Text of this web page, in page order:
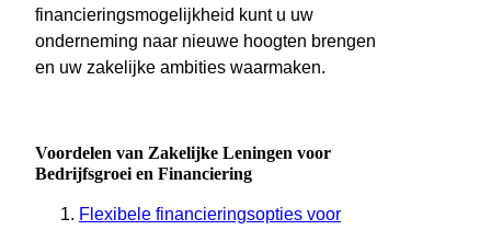
financieringsmogelijkheid kunt u uw
onderneming naar nieuwe hoogten brengen
en uw zakelijke ambities waarmaken.
Voordelen van Zakelijke Leningen voor
Bedrijfsgroei en Financiering
Flexibele financieringsopties voor